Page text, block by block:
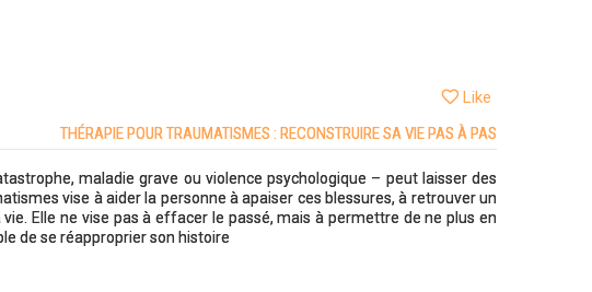
Like
THÉRAPIE POUR TRAUMATISMES : RECONSTRUIRE SA VIE PAS À PAS
maladie grave ou violence psychologique – peut laisser des
vise à aider la personne à apaiser ces blessures, à retrouver un
Elle ne vise pas à effacer le passé, mais à permettre de ne plus en
de se réapproprier son histoire